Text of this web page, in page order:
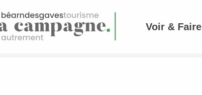
Voir & Faire